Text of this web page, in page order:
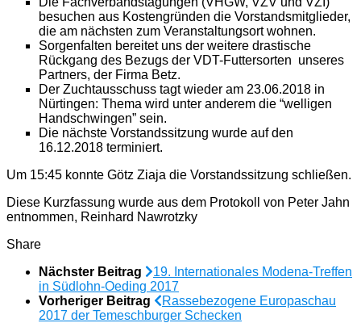
besuchen aus Kostengründen die Vorstandsmitglieder,
die am nächsten zum Veranstaltungsort wohnen.
Sorgenfalten bereitet uns der weitere drastische
Rückgang des Bezugs der VDT-Futtersorten unseres
Partners, der Firma Betz.
Der Zuchtausschuss tagt wieder am 23.06.2018 in
Nürtingen: Thema wird unter anderem die “welligen
Handschwingen” sein.
Die nächste Vorstandssitzung wurde auf den
16.12.2018 terminiert.
Um 15:45 konnte Götz Ziaja die Vorstandssitzung schließen.
Diese Kurzfassung wurde aus dem Protokoll von Peter Jahn
entnommen, Reinhard Nawrotzky
Share
Nächster Beitrag
19. Internationales Modena-Treffen
in Südlohn-Oeding 2017
Vorheriger Beitrag
Rassebezogene Europaschau
2017 der Temeschburger Schecken